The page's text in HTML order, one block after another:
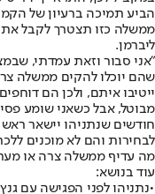
הביע תמיכה ברעיון של
ממשלה כזו תצטרך לקבל את
ליברמן.
"אני סבור וזאת עמדתי,
שהם יוכלו להקים ממשלה
ייטיבו איתם, ולכן הם
חודשים שנתניהו יישאר
לבחירות והם לא מוכנים
מה עדיף ממשלה צרה או
עוד בנושא:
•נתניהו לפני הפגישה עם